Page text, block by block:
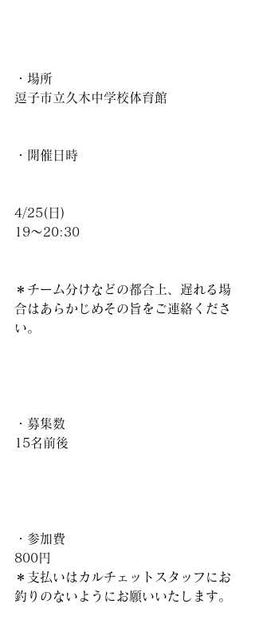
・場所
逗子市立久木中学校体育館
・開催日時
4/25(日)
19〜20:30
＊チーム分けなどの都合上、遅れる場
合はあらかじめその旨をご連絡くださ
い。
・募集数
15名前後
・参加費
800円
＊支払いはカルチェットスタッフにお
釣りのないようにお願いいたします。